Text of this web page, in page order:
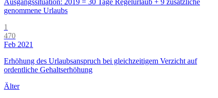
Ausgangssituation: 2019 = 30 Tage Regelurlaub + 9 zusätzliche
genommene Urlaubs
1
470
Feb 2021
Erhöhung des Urlaubsanspruch bei gleichzeitigem Verzicht auf
ordentliche Gehaltserhöhung
Älter